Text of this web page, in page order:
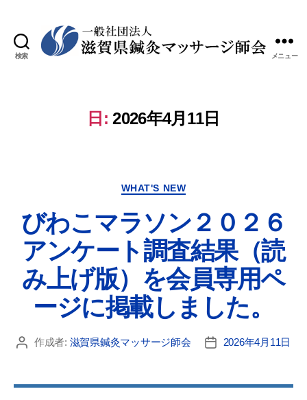
検索 メニュー
日: 2026年4月11日
WHAT'S NEW
びわこマラソン２０２６
アンケート調査結果（読
み上げ版）を会員専用ペ
ージに掲載しました。
作成者: 滋賀県鍼灸マッサージ師会 2026年4月11日